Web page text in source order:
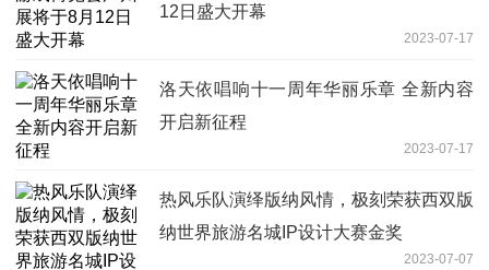
12日盛大开幕
2023-07-17
洛天依唱响十一周年华丽乐章 全新内容
开启新征程
2023-07-17
热风乐队演绎版纳风情，极刻荣获西双版
纳世界旅游名城IP设计大赛金奖
2023-07-07